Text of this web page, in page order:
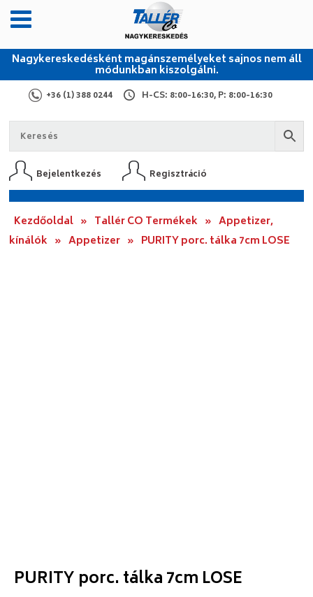
Nagykereskedésként magánszemélyeket sajnos nem áll
módunkban kiszolgálni.
+36 (1) 388 0244 H-CS: 8:00-16:30, P: 8:00-16:30
Bejelentkezés Regisztráció
Kezdőoldal » Tallér CO Termékek » Appetizer,
kínálók » Appetizer » PURITY porc. tálka 7cm LOSE
PURITY porc. tálka 7cm LOSE